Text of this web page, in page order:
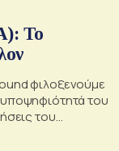
Το
φιλοξενούμε
υποψηφιότητά του
του